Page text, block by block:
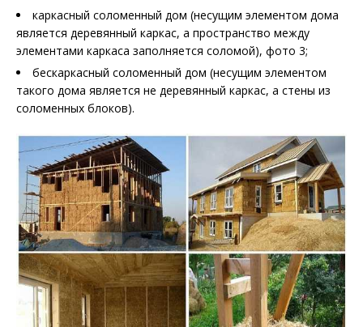
каркасный соломенный дом (несущим элементом дома
является деревянный каркас, а пространство между
элементами каркаса заполняется соломой), фото 3;
бескаркасный соломенный дом (несущим элементом
такого дома является не деревянный каркас, а стены из
соломенных блоков).